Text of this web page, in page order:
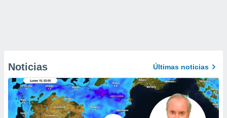
Noticias Últimas noticias